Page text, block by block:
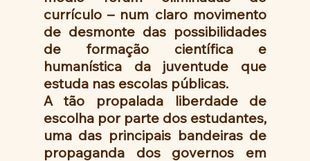
currículo – num claro movimento
de desmonte das possibilidades
de formação científica e
humanística da juventude que
estuda nas escolas públicas.
A tão propalada liberdade de
escolha por parte dos estudantes,
uma das principais bandeiras de
propaganda dos governos em